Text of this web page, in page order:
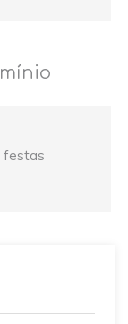
festas